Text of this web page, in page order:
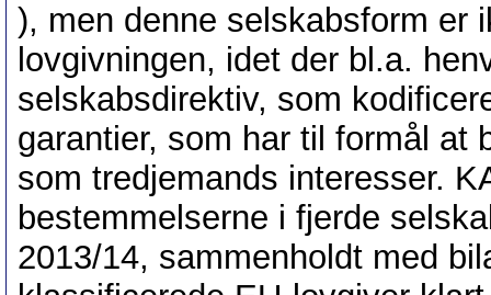
), men denne selskabsform er
lovgivningen, idet der bl.a.
selskabsdirektiv, som
garantier, som har til formål at
som tredjemands interesser.
bestemmelserne i fjerde
2013/14, sammenholdt med